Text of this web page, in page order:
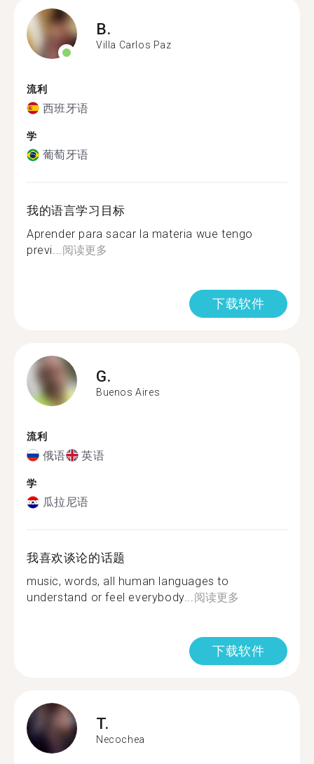
B.
Villa Carlos Paz
流利
西班牙语
学
葡萄牙语
我的语言学习目标
Aprender para sacar la materia wue tengo
previ...阅读更多
下载软件
G.
Buenos Aires
流利
俄语 英语
学
瓜拉尼语
我喜欢谈论的话题
music, words, all human languages to
understand or feel everybody...阅读更多
下载软件
T.
Necochea